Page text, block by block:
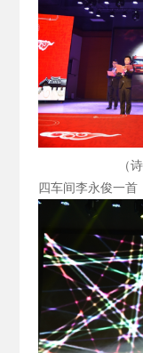
（
四车间李永俊一首